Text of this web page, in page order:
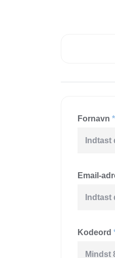
Fornavn *
Email-
Kodeord